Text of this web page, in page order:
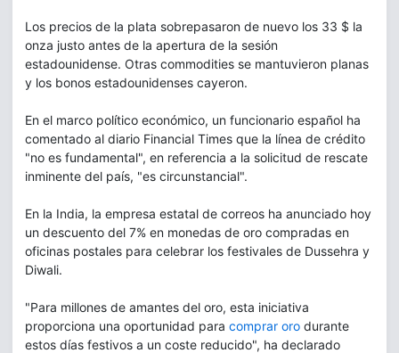
Los precios de la plata sobrepasaron de nuevo los 33 $ la
onza justo antes de la apertura de la sesión
estadounidense. Otras commodities se mantuvieron planas
y los bonos estadounidenses cayeron.
En el marco político económico, un funcionario español ha
comentado al diario Financial Times que la línea de crédito
"no es fundamental", en referencia a la solicitud de rescate
inminente del país, "es circunstancial".
En la India, la empresa estatal de correos ha anunciado hoy
un descuento del 7% en monedas de oro compradas en
oficinas postales para celebrar los festivales de Dussehra y
Diwali.
"Para millones de amantes del oro, esta iniciativa
proporciona una oportunidad para comprar oro durante
estos días festivos a un coste reducido", ha declarado